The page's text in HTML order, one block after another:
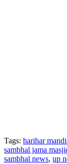
Tags: harihar
sambhal jama
sambhal news, up